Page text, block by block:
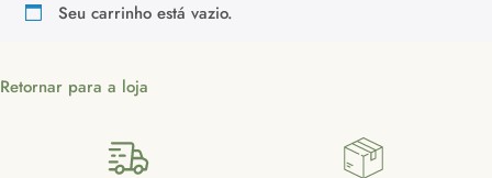
Seu carrinho está vazio.
Retornar para a loja